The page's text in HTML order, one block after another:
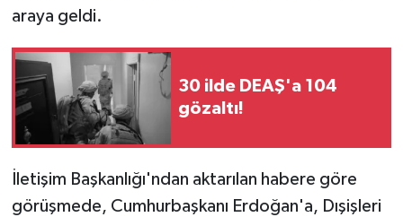
araya geldi.
30 ilde DEAŞ'a 104
gözaltı!
İletişim Başkanlığı'ndan aktarılan habere göre
görüşmede, Cumhurbaşkanı Erdoğan'a, Dışişleri